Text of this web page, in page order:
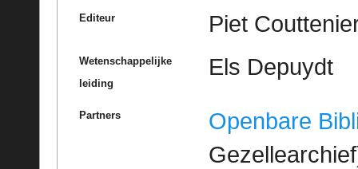
Editeur Piet
Wetenschappelijke
leiding
Els Depuydt
Partners
Openbare